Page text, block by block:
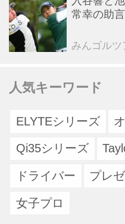
常幸の助
みんゴルツ
人気キーワード
ELYTEシリーズ
Qi35シリーズ
ドライバー プレ
女子プロ